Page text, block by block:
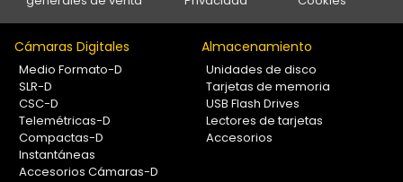
Cámaras Digitales
Medio Formato-D
SLR-D
CSC-D
Telemétricas-D
Compactas-D
Instantáneas
Accesorios Cámaras-D
Almacenamiento
Unidades de disco
Tarjetas de memoria
USB Flash Drives
Lectores de tarjetas
Accesorios